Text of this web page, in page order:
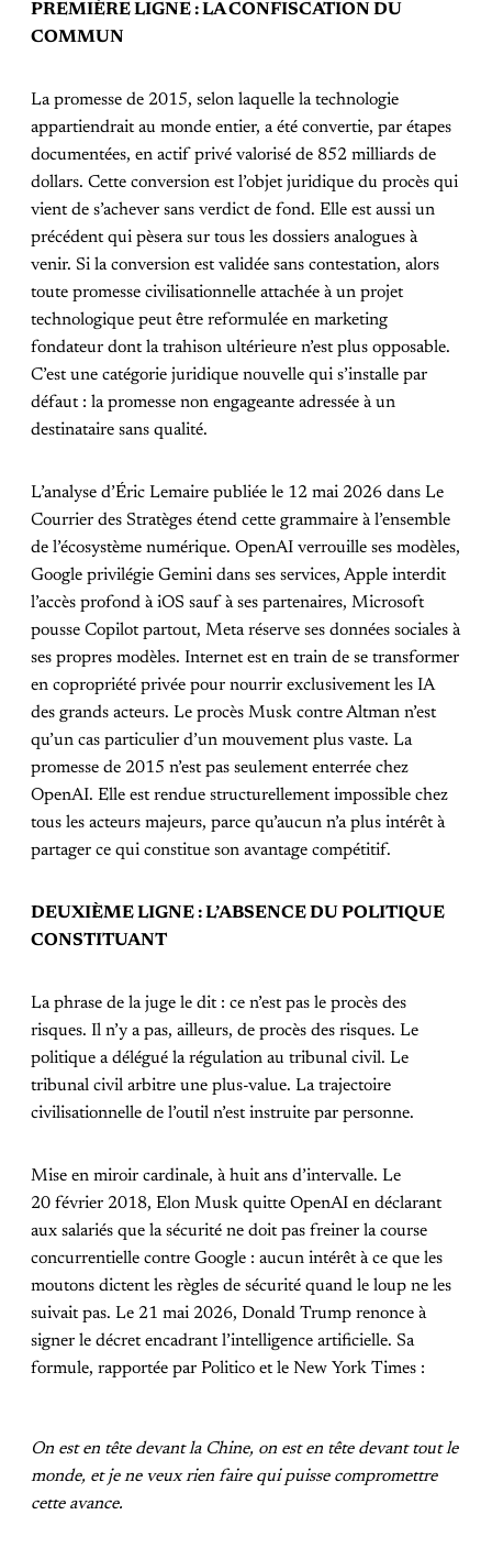
PREMIÈRE LIGNE : LA CONFISCATION DU
COMMUN
La promesse de 2015, selon laquelle la technologie
appartiendrait au monde entier, a été convertie, par étapes
documentées, en actif privé valorisé de 852 milliards de
dollars. Cette conversion est l’objet juridique du procès qui
vient de s’achever sans verdict de fond. Elle est aussi un
précédent qui pèsera sur tous les dossiers analogues à
venir. Si la conversion est validée sans contestation, alors
toute promesse civilisationnelle attachée à un projet
technologique peut être reformulée en marketing
fondateur dont la trahison ultérieure n’est plus opposable.
C’est une catégorie juridique nouvelle qui s’installe par
défaut : la promesse non engageante adressée à un
destinataire sans qualité.
L’analyse d’Éric Lemaire publiée le 12 mai 2026 dans Le
Courrier des Stratèges étend cette grammaire à l’ensemble
de l’écosystème numérique. OpenAI verrouille ses modèles,
Google privilégie Gemini dans ses services, Apple interdit
l’accès profond à iOS sauf à ses partenaires, Microsoft
pousse Copilot partout, Meta réserve ses données sociales à
ses propres modèles. Internet est en train de se transformer
en copropriété privée pour nourrir exclusivement les IA
des grands acteurs. Le procès Musk contre Altman n’est
qu’un cas particulier d’un mouvement plus vaste. La
promesse de 2015 n’est pas seulement enterrée chez
OpenAI. Elle est rendue structurellement impossible chez
tous les acteurs majeurs, parce qu’aucun n’a plus intérêt à
partager ce qui constitue son avantage compétitif.
DEUXIÈME LIGNE : L’ABSENCE DU POLITIQUE
CONSTITUANT
La phrase de la juge le dit : ce n’est pas le procès des
risques. Il n’y a pas, ailleurs, de procès des risques. Le
politique a délégué la régulation au tribunal civil. Le
tribunal civil arbitre une plus-value. La trajectoire
civilisationnelle de l’outil n’est instruite par personne.
Mise en miroir cardinale, à huit ans d’intervalle. Le
20 février 2018, Elon Musk quitte OpenAI en déclarant
aux salariés que la sécurité ne doit pas freiner la course
concurrentielle contre Google : aucun intérêt à ce que les
moutons dictent les règles de sécurité quand le loup ne les
suivait pas. Le 21 mai 2026, Donald Trump renonce à
signer le décret encadrant l’intelligence artificielle. Sa
formule, rapportée par Politico et le New York Times :
On est en tête devant la Chine, on est en tête devant tout le
monde, et je ne veux rien faire qui puisse compromettre
cette avance.